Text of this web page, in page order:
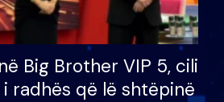
Big Brother VIP 5, cili
radhës që lë shtëpinë